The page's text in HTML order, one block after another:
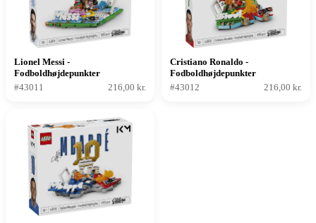
Lionel Messi -
Fodboldhøjdepunkter
#43011
216,00 kr.
Cristiano Ronaldo -
Fodboldhøjdepunkter
#43012
216,00 kr.